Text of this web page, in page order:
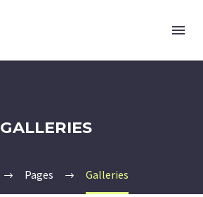
GALLERIES
Pages Galleries